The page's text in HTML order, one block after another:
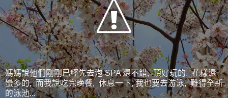
媽媽說他們剛剛已經先去泡 SPA 還不錯, 頂好玩的, 花樣還
蠻多的, 而我說吃完晚餐, 休息一下, 我也要去游泳, 難得全新
的泳池...